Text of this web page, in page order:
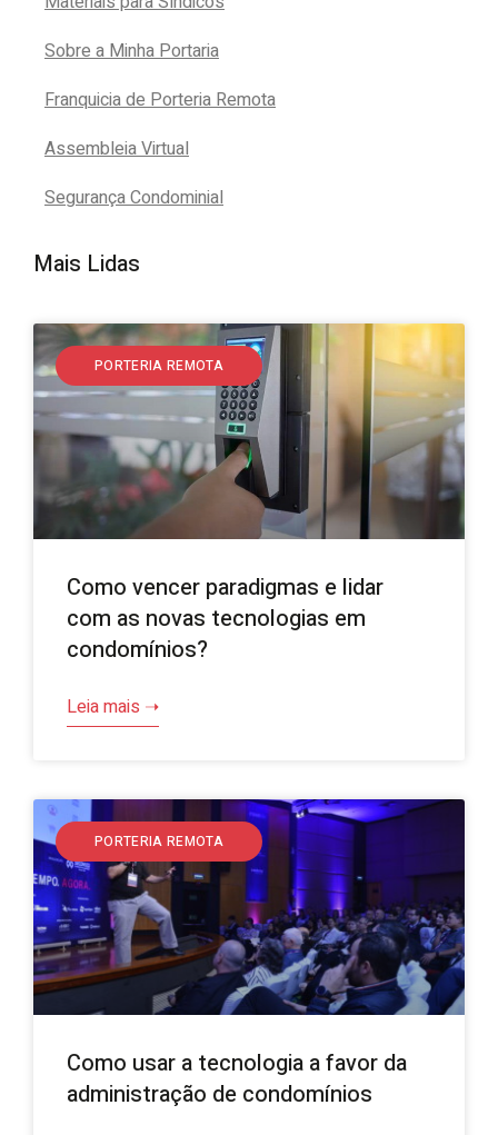
Sobre a Minha Portaria
Franquicia de Porteria Remota
Assembleia Virtual
Segurança Condominial
Mais Lidas
PORTERIA REMOTA
Como vencer paradigmas e lidar
com as novas tecnologias em
condomínios?
Leia mais ➝
PORTERIA REMOTA
Como usar a tecnologia a favor da
administração de condomínios